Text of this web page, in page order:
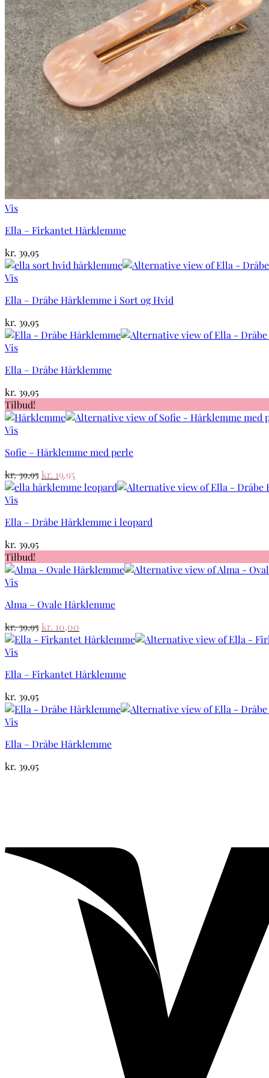
Vis
Ella – Firkantet Hårklemme
kr. 39,95
Vis
Ella – Dråbe Hårklemme i Sort og Hvid
kr. 39,95
Vis
Ella – Dråbe Hårklemme
kr. 39,95
Tilbud!
Vis
Sofie – Hårklemme med perle
kr.39,95Den
oprindelige
kr. 39,95.
kr. 19,95
aktuelle
kr. 19,95.
Vis
Ella – Dråbe Hårklemme i leopard
kr. 39,95
Tilbud!
Vis
Alma – Ovale Hårklemme
kr.39,95Den
oprindelige
kr. 39,95.
kr. 10,00
aktuelle
kr. 10,00.
Vis
Ella – Firkantet Hårklemme
kr. 39,95
Vis
Ella – Dråbe Hårklemme
kr. 39,95